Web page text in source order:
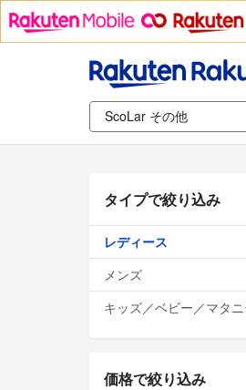
タイプで絞り込み
レディース
メンズ
キッズ／ベビー／マタニ
価格で絞り込み